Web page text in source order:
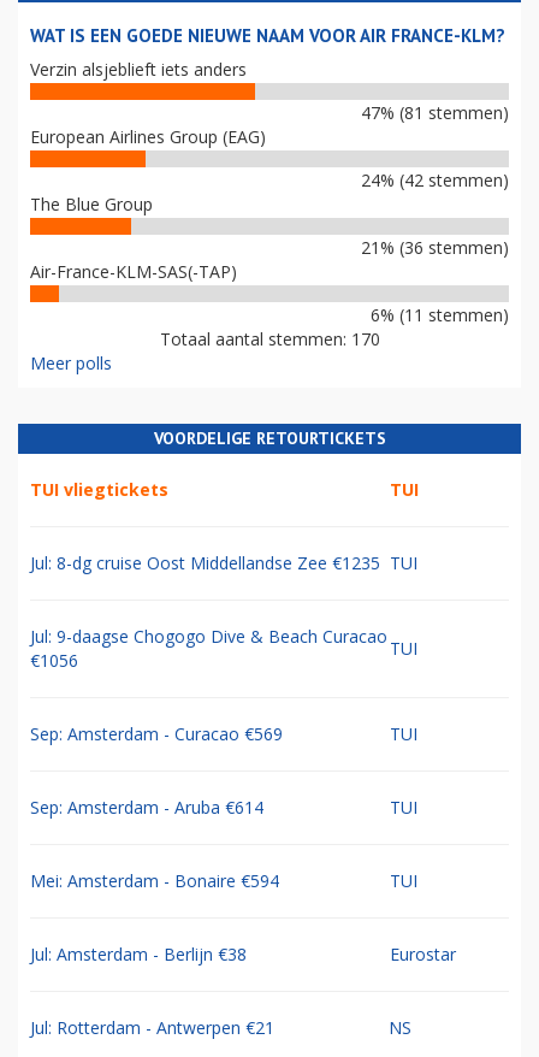
WAT IS EEN GOEDE NIEUWE NAAM VOOR AIR FRANCE-KLM?
Verzin alsjeblieft iets anders
47% (81 stemmen)
European Airlines Group (EAG)
24% (42 stemmen)
The Blue Group
21% (36 stemmen)
Air-France-KLM-SAS(-TAP)
6% (11 stemmen)
Totaal aantal stemmen: 170
Meer polls
VOORDELIGE RETOURTICKETS
TUI vliegtickets TUI
Jul: 8-dg cruise Oost Middellandse Zee €1235 TUI
Jul: 9-daagse Chogogo Dive & Beach Curacao
€1056
TUI
Sep: Amsterdam - Curacao €569 TUI
Sep: Amsterdam - Aruba €614 TUI
Mei: Amsterdam - Bonaire €594 TUI
Jul: Amsterdam - Berlijn €38 Eurostar
Jul: Rotterdam - Antwerpen €21 NS